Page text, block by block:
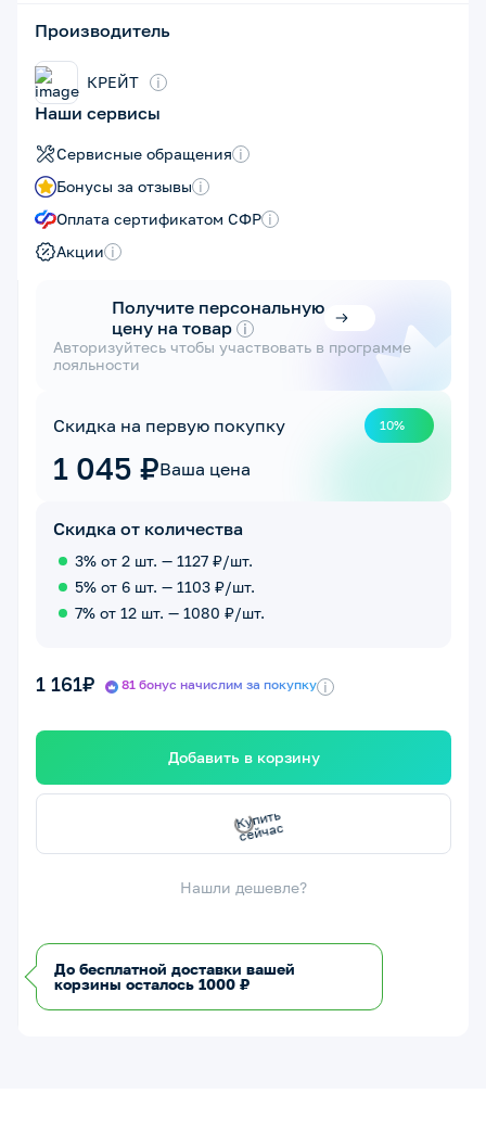
Производитель
КРЕЙТ i
Наши сервисы
Сервисные обращения i
Бонусы за отзывы i
Оплата сертификатом СФР i
Акции i
Получите персональную
цену на товар i
Авторизуйтесь чтобы участвовать в программе
лояльности
Скидка на первую покупку 10%
1 045 ₽Ваша цена
Скидка от количества
3% от 2 шт. — 1127 ₽/шт.
5% от 6 шт. — 1103 ₽/шт.
7% от 12 шт. — 1080 ₽/шт.
1 161₽ 81 бонус начислим за покупку i
Добавить в корзину
К
у
п
и
т
ь
с
е
й
ч
а
с
Нашли дешевле?
До бесплатной доставки вашей
корзины осталось 1000 ₽